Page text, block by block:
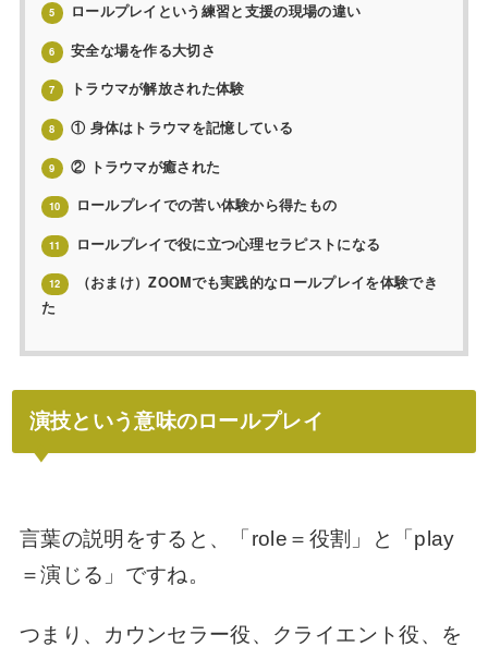
5 ロールプレイという練習と支援の現場の違い
6 安全な場を作る大切さ
7 トラウマが解放された体験
8 ① 身体はトラウマを記憶している
9 ② トラウマが癒された
10 ロールプレイでの苦い体験から得たもの
11 ロールプレイで役に立つ心理セラピストになる
12
（おまけ）ZOOMでも実践的なロールプレイを体験でき
た
演技という意味のロールプレイ
言葉の説明をすると、「role＝役割」と「play
＝演じる」ですね。
つまり、カウンセラー役、 クライエント役、を